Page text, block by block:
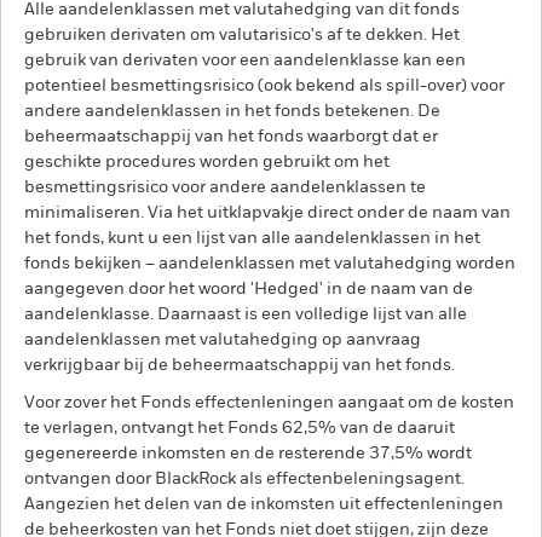
Alle aandelenklassen met valutahedging van dit fonds
gebruiken derivaten om valutarisico's af te dekken. Het
gebruik van derivaten voor een aandelenklasse kan een
potentieel besmettingsrisico (ook bekend als spill-over) voor
andere aandelenklassen in het fonds betekenen. De
beheermaatschappij van het fonds waarborgt dat er
geschikte procedures worden gebruikt om het
besmettingsrisico voor andere aandelenklassen te
minimaliseren. Via het uitklapvakje direct onder de naam van
het fonds, kunt u een lijst van alle aandelenklassen in het
fonds bekijken – aandelenklassen met valutahedging worden
aangegeven door het woord 'Hedged' in de naam van de
aandelenklasse. Daarnaast is een volledige lijst van alle
aandelenklassen met valutahedging op aanvraag
verkrijgbaar bij de beheermaatschappij van het fonds.
Voor zover het Fonds effectenleningen aangaat om de kosten
te verlagen, ontvangt het Fonds 62,5% van de daaruit
gegenereerde inkomsten en de resterende 37,5% wordt
ontvangen door BlackRock als effectenbeleningsagent.
Aangezien het delen van de inkomsten uit effectenleningen
de beheerkosten van het Fonds niet doet stijgen, zijn deze